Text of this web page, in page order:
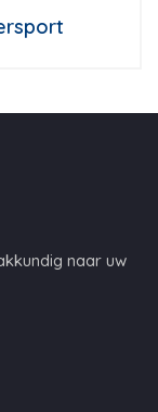
naar uw